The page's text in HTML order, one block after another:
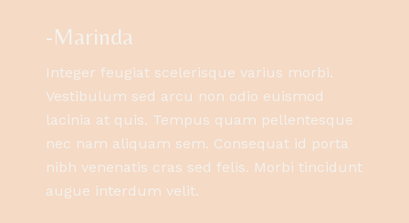
-Marinda
Integer feugiat scelerisque varius morbi.
Vestibulum sed arcu non odio euismod
lacinia at quis. Tempus quam pellentesque
nec nam aliquam sem. Consequat id porta
nibh venenatis cras sed felis. Morbi tincidunt
augue interdum velit.